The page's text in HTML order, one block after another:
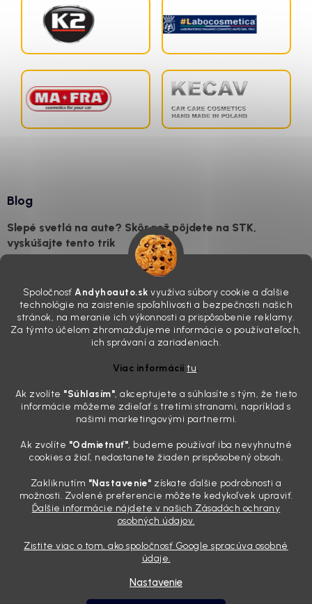
Spoločnosť Andyhoauto.sk využíva súbory cookie a ďalšie
technológie na zaistenie spoľahlivosti a bezpečnosti našich
stránok, na meranie ich výkonnosti a prispôsobenie reklamy.
Za týmto účelom zhromažďujeme informácie o používateľoch,
ich správaní a zariadeniach.
Viac informáciítu.
Ak zvolíte "Súhlasím", akceptujete a súhlasíte s tým, že tieto
informácie môžeme zdieľať s tretími stranami, napríklad s
našimi marketingovými partnermi.
Ak zvolíte "Odmietnuť", budeme používať iba nevyhnutné
cookies a žiaľ, nedostanete žiaden prispôsobený obsah.
Zakliknutím "Nastavenie" získate ďalšie podrobnosti a
možnosti. Zvolené preferencie môžete kedykoľvek upraviť.
Ďalšie informácie nájdete v našich Zásadách ochrany
osobných údajov.
Zistite viac o tom, ako spoločnosť Google spracúva osobné
údaje.
Nastavenie
Blog
Slepé svetlá na aute? Skôr než pôjdete na STK,
vyskúšajte tento trik
skutočnosti je? Často za to môžu práve „slepé“ svetlomety. Ten
mliečny, drsný povrch nie je len estetická vada. Keď slnko a soľ urobia
svoje, plexisklo začne svetlo rozptyľovať namiesto to...
Zabudnite na handru. Ak chcete mať auto naozaj čisté,
Poznáte ten moment. Vonku svieti slnko, vy sedíte v čerstvo
„upratanom“ aute, no pri pohľade na palubnú dosku vás ide poraziť. V
mriežkach ventilácie, okolo tlačidiel a v švíkoch sedačiek na vás stále
drzo pozerá prach. Handra ani vysávač tam jednodu...
Detailing nemusí stáť výplatu: 5 kúskov autokozmetiky,
31.7.2026
Sobotné ráno, káva v ruke a pred vami zaprášená kapota. Pre
niekoho nuda, pre nás najlepší relax. Lenže keď si v košíku spočítate
pokaziť náladu. Dobrá správa je, že aj profi výbava ...